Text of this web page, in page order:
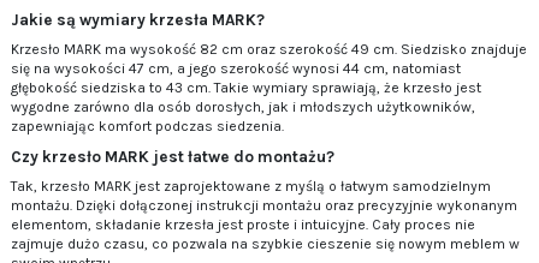
Jakie są wymiary krzesła MARK?
Krzesło MARK ma wysokość 82 cm oraz szerokość 49 cm. Siedzisko znajduje
się na wysokości 47 cm, a jego szerokość wynosi 44 cm, natomiast
głębokość siedziska to 43 cm. Takie wymiary sprawiają, że krzesło jest
wygodne zarówno dla osób dorosłych, jak i młodszych użytkowników,
zapewniając komfort podczas siedzenia.
Czy krzesło MARK jest łatwe do montażu?
Tak, krzesło MARK jest zaprojektowane z myślą o łatwym samodzielnym
montażu. Dzięki dołączonej instrukcji montażu oraz precyzyjnie wykonanym
elementom, składanie krzesła jest proste i intuicyjne. Cały proces nie
zajmuje dużo czasu, co pozwala na szybkie cieszenie się nowym meblem w